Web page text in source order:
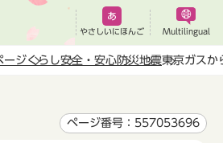
やさしいにほんご Multilingual
ージくらし安全・安心防災地震東京ガスか
ページ番号：557053696